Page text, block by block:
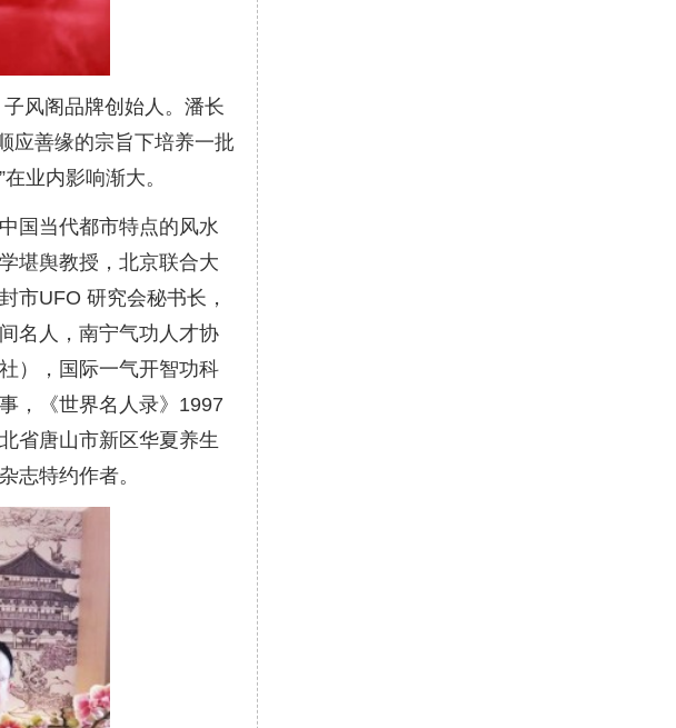
风阁品牌创始人。潘长
应善缘的宗旨下培养一批
业内影响渐大。
国当代都市特点的风水
堪舆教授，北京联合大
市UFO 研究会秘书长，
名人，南宁气功人才协
），国际一气开智功科
，《世界名人录》1997
省唐山市新区华夏养生
志特约作者。